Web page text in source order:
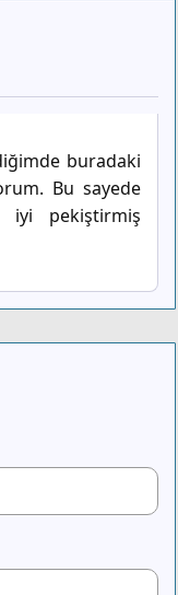
buradaki
Bu sayede
iyi pekiştirmiş